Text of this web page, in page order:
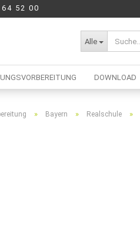
52 00
Alle
DOWNLOAD
» Bayern » Realschule »